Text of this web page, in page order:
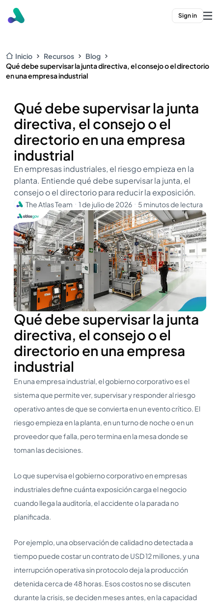
Sign in
Inicio Recursos
Blog
Qué debe supervisar la junta directiva, el consejo o el directorio
en una empresa industrial
Qué debe supervisar la junta
directiva, el consejo o el
directorio en una empresa
industrial
En empresas industriales, el riesgo empieza en la
planta. Entiende qué debe supervisar la junta, el
consejo o el directorio para reducir la exposición.
The Atlas Team ・ 1 de julio de 2026 ・ 5 minutos de lectura
Qué debe supervisar la junta
directiva, el consejo o el
directorio en una empresa
industrial
En una empresa industrial, el gobierno corporativo es el
sistema que permite ver, supervisar y responder al riesgo
operativo antes de que se convierta en un evento crítico. El
riesgo empieza en la planta, en un turno de noche o en un
proveedor que falla, pero termina en la mesa donde se
toman las decisiones.
Lo que supervisa el gobierno corporativo en empresas
industriales define cuánta exposición carga el negocio
cuando llega la auditoría, el accidente o la parada no
planificada.
Por ejemplo, una observación de calidad no detectada a
tiempo puede costar un contrato de USD 12 millones, y una
interrupción operativa sin protocolo deja la producción
detenida cerca de 48 horas. Esos costos no se discuten
durante la crisis, se deciden meses antes, en la capacidad